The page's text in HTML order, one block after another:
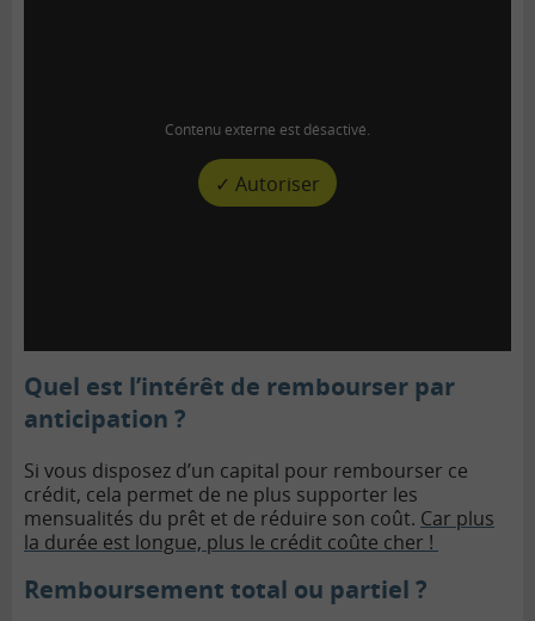
Contenu externe est désactivé.
✓ Autoriser
Quel est l’intérêt de rembourser par
anticipation ?
Si vous disposez d’un capital pour rembourser ce
crédit, cela permet de ne plus supporter les
mensualités du prêt et de réduire son coût. Car plus
la durée est longue, plus le crédit coûte cher !
Remboursement total ou partiel ?